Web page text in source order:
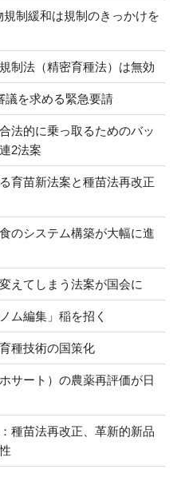
制緩和は規制のきっかけを
制法（精密育種法）は無効
議を求める緊急要請
法的に乗っ取るためのバッ
2法案
育苗新法案と種苗法再改正
のシステム構築が大幅に進
えてしまう法案が国会に
ム編集」稲を招く
種技術の国策化
サート）の農薬再評価が日
種苗法再改正、革新的新品